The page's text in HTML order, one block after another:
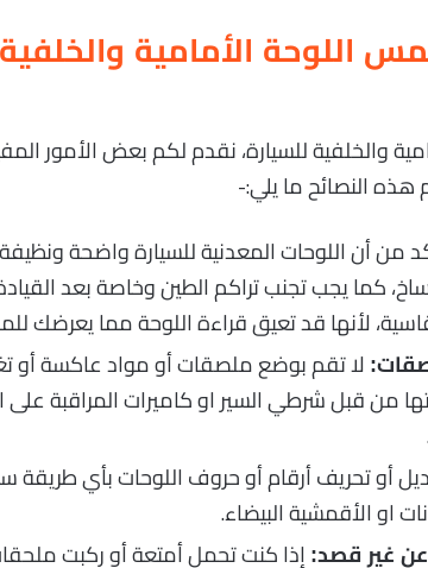
اللوحة الأمامية
والخلفية للسيارة، نقدم لكم بعض الأمور
النصائح ما يلي:-
من أن اللوحات المعدنية للسيارة واضحة
كما يجب تجنب تراكم الطين وخاصة بعد
لأنها قد تعيق قراءة اللوحة مما يعرضك
لا تقم بوضع ملصقات أو مواد عاكسة أو
من قبل شرطي السير او كاميرات المراقبة على
أو تحريف أرقام أو حروف اللوحات بأي طريقة
او الأقمشية البيضاء.
غير قصد: إذا كنت تحمل أمتعة أو ركبت